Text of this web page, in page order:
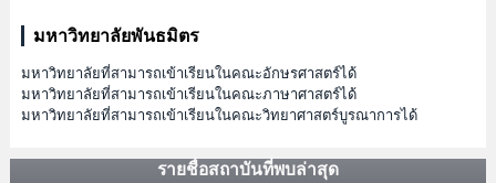
มหาวิทยาลัยพันธมิตร
มหาวิทยาลัยที่สามารถเข้าเรียนในคณะอักษรศาสตร์ได้
มหาวิทยาลัยที่สามารถเข้าเรียนในคณะภาษาศาสตร์ได้
มหาวิทยาลัยที่สามารถเข้าเรียนในคณะวิทยาศาสตร์บูรณาการได้
รายชื่อสถาบันที่พบล่าสุด